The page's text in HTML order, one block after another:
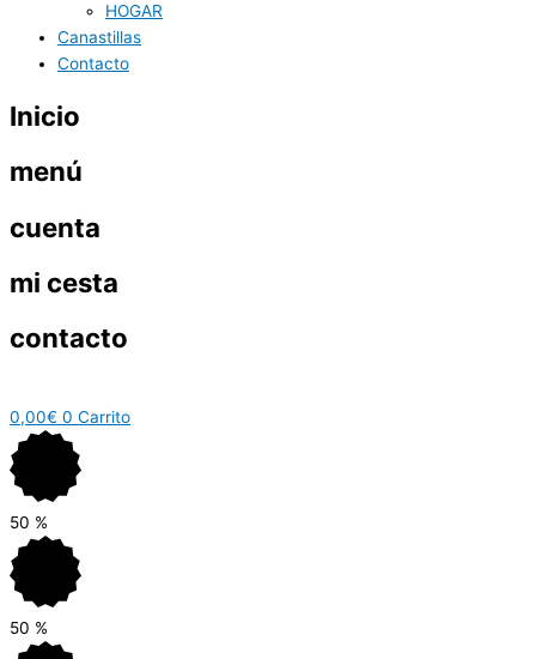
HOGAR
Canastillas
Contacto
Inicio
menú
cuenta
mi cesta
contacto
0,00€ 0 Carrito
50 %
50 %